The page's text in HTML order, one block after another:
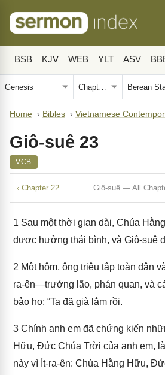
BSB KJV WEB YLT ASV
Home › Bibles › Vietnamese
Giô-suê 23
VCB
‹ Chapter 22 Giô-suê — All
1 Sau một thời gian dài, Chúa
được hưởng thái bình, và Giô-suê
2 Một hôm, ông triệu tập toàn dân
ra-ên—trưởng lão, phán quan, và
bảo họ: “Ta đã già lắm rồi.
3 Chính anh em đã chứng kiến
Hữu, Đức Chúa Trời của anh em,
này vì Ít-ra-ên: Chúa Hằng Hữu,